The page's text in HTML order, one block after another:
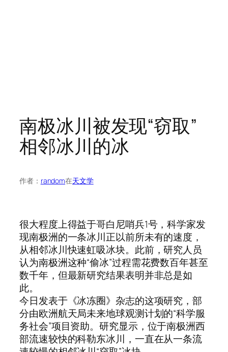
南极冰川被发现“窃取”
相邻冰川的冰
作者： random在天文学
很大程度上得益于哥白尼哨兵1号，科学家发
现南极洲的一条冰川正以前所未有的速度，
从相邻冰川快速虹吸冰块。此前，研究人员
认为南极洲这种“偷冰”过程需花费数百年甚至
数千年，但最新研究结果表明并非总是如
此。
今日发表于《冰冻圈》杂志的这项研究，部
分由欧洲航天局未来地球观测计划的“科学服
务社会”项目资助。研究显示，位于南极洲西
部流速较快的科勒东冰川，一直在从一条流